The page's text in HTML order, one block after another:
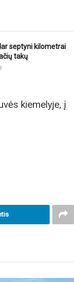
septyni kilometrai
takų
kiemelyje, į